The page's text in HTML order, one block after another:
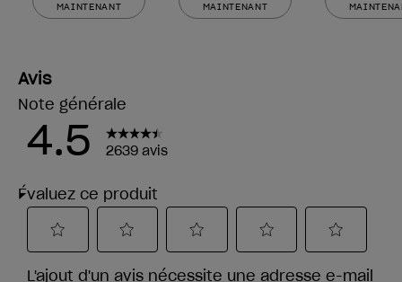
MAINTENANT
MAINTENANT